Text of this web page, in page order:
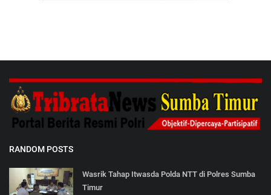
RANDOM POSTS
Wasrik Tahap Itwasda Polda NTT di Polres Sumba
Timur